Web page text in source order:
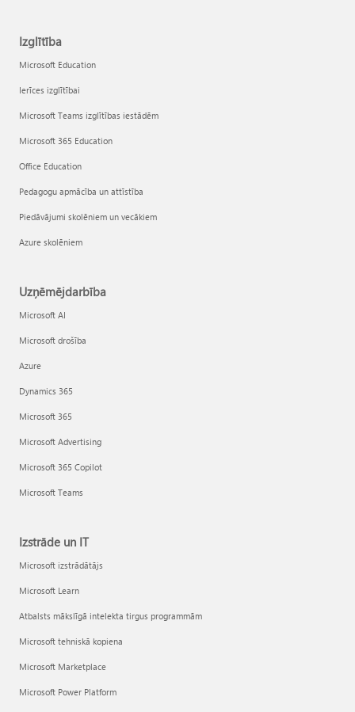
Izglītība
Microsoft Education
Ierīces izglītībai
Microsoft Teams izglītības iestādēm
Microsoft 365 Education
Office Education
Pedagogu apmācība un attīstība
Piedāvājumi skolēniem un vecākiem
Azure skolēniem
Uzņēmējdarbība
Microsoft AI
Microsoft drošība
Azure
Dynamics 365
Microsoft 365
Microsoft Advertising
Microsoft 365 Copilot
Microsoft Teams
Izstrāde un IT
Microsoft izstrādātājs
Microsoft Learn
Atbalsts mākslīgā intelekta tirgus programmām
Microsoft tehniskā kopiena
Microsoft Marketplace
Microsoft Power Platform